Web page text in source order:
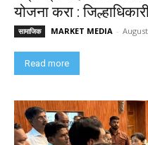
योजना करा :
सामाजिक MARKET MEDIA -
Read more